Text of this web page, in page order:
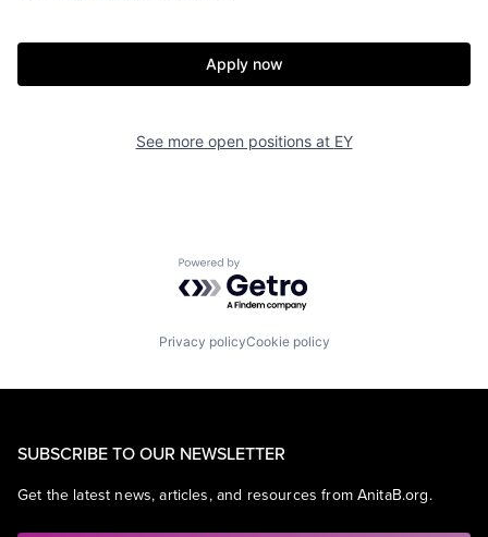
Apply now
See more open positions at EY
Powered by Getro.com
Privacy policyCookie policy
SUBSCRIBE TO OUR NEWSLETTER
Get the latest news, articles, and resources from AnitaB.org.